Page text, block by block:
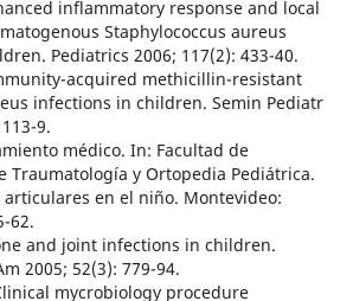
inflammatory response and local
Staphylococcus aureus
Pediatrics 2006; 117(2): 433-40.
acquired methicillin-resistant
infections in children. Semin Pediatr
9.
médico. In: Facultad de
Traumatología y Ortopedia Pediátrica.
articulares en el niño. Montevideo:
62.
and joint infections in children.
2005; 52(3): 779-94.
mycrobiology procedure